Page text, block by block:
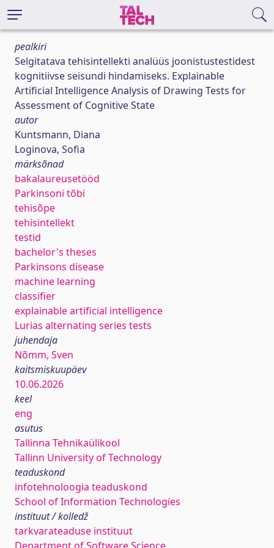
pealkiri
Selgitatava tehisintellekti analüüs joonistustestidest
kognitiivse seisundi hindamiseks. Explainable
Artificial Intelligence Analysis of Drawing Tests for
Assessment of Cognitive State
autor
Kuntsmann, Diana
Loginova, Sofia
märksõnad
bakalaureusetööd
Parkinsoni tõbi
tehisõpe
tehisintellekt
testid
bachelor's theses
Parkinsons disease
machine learning
classifier
explainable artificial intelligence
Lurias alternating series tests
juhendaja
Nõmm, Sven
kaitsmiskuupäev
10.06.2026
keel
eng
asutus
Tallinna Tehnikaülikool
Tallinn University of Technology
teaduskond
infotehnoloogia teaduskond
School of Information Technologies
instituut / kolledž
tarkvarateaduse instituut